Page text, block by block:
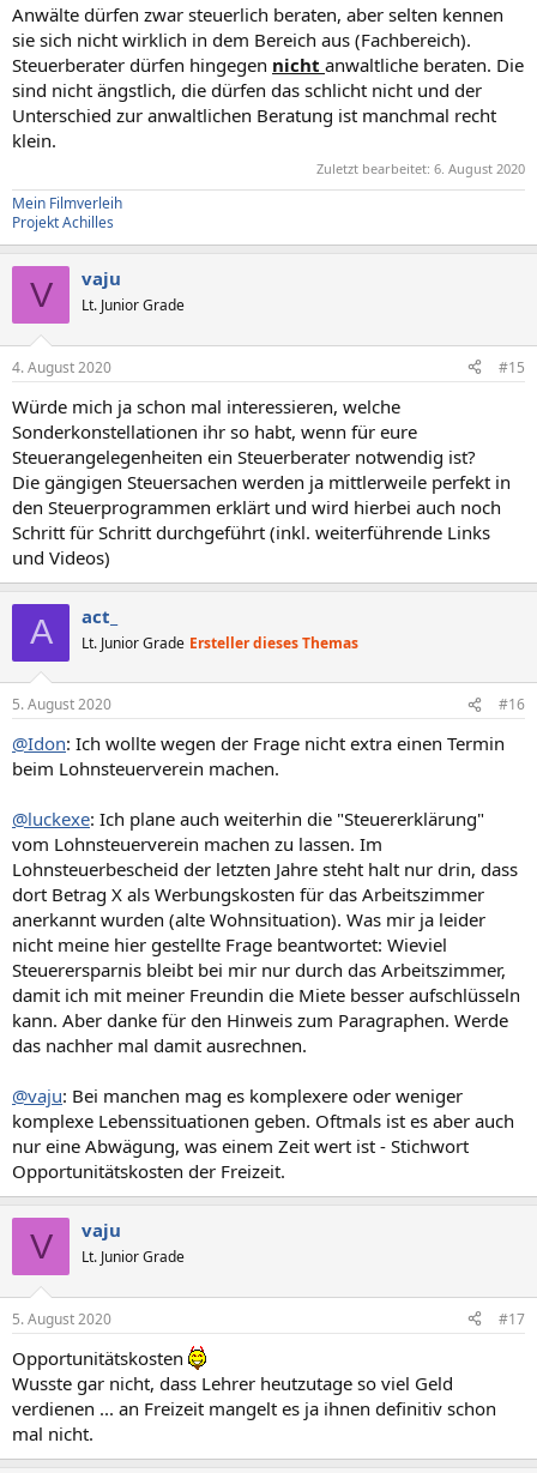
Anwälte dürfen zwar steuerlich beraten, aber selten kennen
sie sich nicht wirklich in dem Bereich aus (Fachbereich).
Steuerberater dürfen hingegen nicht anwaltliche beraten. Die
sind nicht ängstlich, die dürfen das schlicht nicht und der
Unterschied zur anwaltlichen Beratung ist manchmal recht
klein.
Zuletzt bearbeitet: 6. August 2020
Mein Filmverleih
Projekt Achilles
V vaju
Lt. Junior Grade
4. August 2020 #15
Würde mich ja schon mal interessieren, welche
Sonderkonstellationen ihr so habt, wenn für eure
Steuerangelegenheiten ein Steuerberater notwendig ist?
Die gängigen Steuersachen werden ja mittlerweile perfekt in
den Steuerprogrammen erklärt und wird hierbei auch noch
Schritt für Schritt durchgeführt (inkl. weiterführende Links
und Videos)
A act_
Lt. Junior Grade Ersteller dieses Themas
5. August 2020 #16
@Idon: Ich wollte wegen der Frage nicht extra einen Termin
beim Lohnsteuerverein machen.
@luckexe: Ich plane auch weiterhin die "Steuererklärung"
vom Lohnsteuerverein machen zu lassen. Im
Lohnsteuerbescheid der letzten Jahre steht halt nur drin, dass
dort Betrag X als Werbungskosten für das Arbeitszimmer
anerkannt wurden (alte Wohnsituation). Was mir ja leider
nicht meine hier gestellte Frage beantwortet: Wieviel
Steuerersparnis bleibt bei mir nur durch das Arbeitszimmer,
damit ich mit meiner Freundin die Miete besser aufschlüsseln
kann. Aber danke für den Hinweis zum Paragraphen. Werde
das nachher mal damit ausrechnen.
@vaju: Bei manchen mag es komplexere oder weniger
komplexe Lebenssituationen geben. Oftmals ist es aber auch
nur eine Abwägung, was einem Zeit wert ist - Stichwort
Opportunitätskosten der Freizeit.
V vaju
Lt. Junior Grade
5. August 2020 #17
Opportunitätskosten
Wusste gar nicht, dass Lehrer heutzutage so viel Geld
verdienen ... an Freizeit mangelt es ja ihnen definitiv schon
mal nicht.